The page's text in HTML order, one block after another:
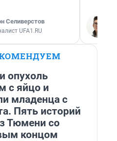
Селиверстов
UFA1.RU
опухоль
с яйцо и
младенца с
Пять историй
Тюмени со
концом